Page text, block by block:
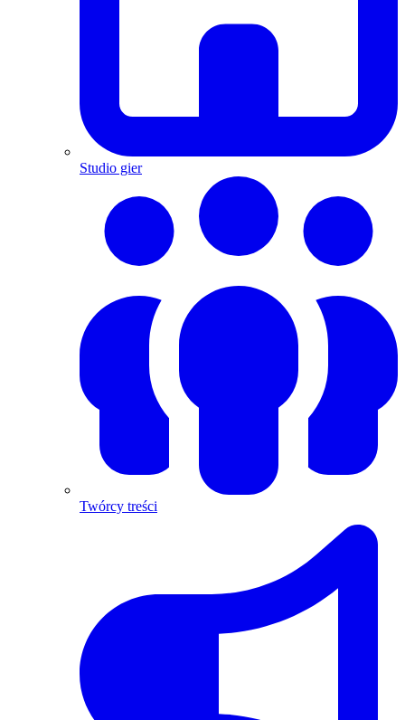
Studio gier
Twórcy treści